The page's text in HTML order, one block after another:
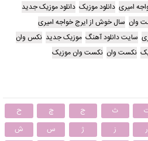
امیری دانلود موزیک دانلود موزیک جدید
وان سال خوش از ایرج خواجه امیری
سایت دانلود آهنگ موزیک جدید نکس وان
نکست وان نکست وان موزیک
ث ج چ
ح
ر ز ژ س
ش